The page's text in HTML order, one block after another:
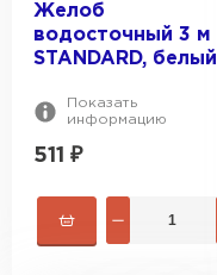
Желоб
водосточный 3 м
STANDARD, белый
Показать
информацию
511 ₽